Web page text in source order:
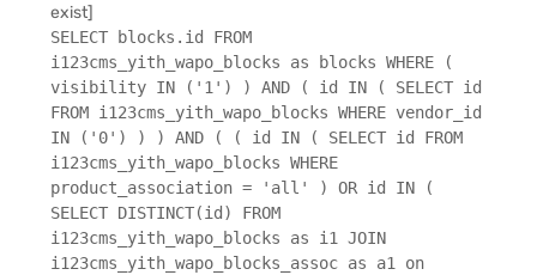
exist]
SELECT blocks.id FROM
i123cms_yith_wapo_blocks as blocks WHERE (
visibility IN ('1') ) AND ( id IN ( SELECT id
FROM i123cms_yith_wapo_blocks WHERE vendor_id
IN ('0') ) ) AND ( ( id IN ( SELECT id FROM
i123cms_yith_wapo_blocks WHERE
product_association = 'all' ) OR id IN (
SELECT DISTINCT(id) FROM
i123cms_yith_wapo_blocks as i1 JOIN
i123cms_yith_wapo_blocks_assoc as a1 on